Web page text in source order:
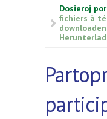
Dosieroj
fichiers à